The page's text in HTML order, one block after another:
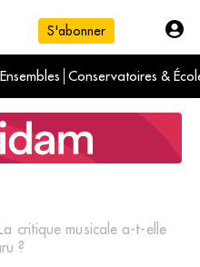
S'abonner
Conservatoires &
jour
du mois
critique musicale a-t-elle
?